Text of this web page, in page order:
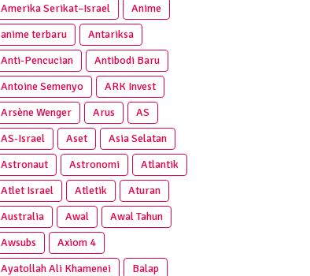
Amerika Serikat–Israel
Anime
anime terbaru
Antariksa
Anti‑Pencucian
Antibodi Baru
Antoine Semenyo
ARK Invest
Arsène Wenger
Arus
AS
AS-Israel
Aset
Asia Selatan
Astronaut
Astronomi
Atlantik
Atlet Israel
Atletik
Aturan
Australia
Awal
Awal Tahun
Awsubs
Axiom 4
Ayatollah Ali Khamenei
Balap